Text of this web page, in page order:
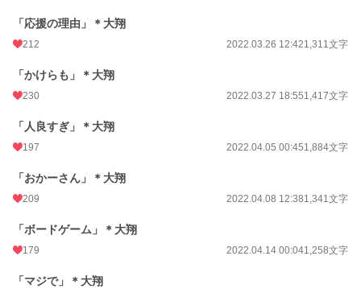
「応援の理由」＊大翔
212 2022.03.26 12:421,311文字
「かけらも」＊大翔
230 2022.03.27 18:551,417文字
「人良すぎ」＊大翔
197 2022.04.05 00:451,884文字
「おかーさん」＊大翔
209 2022.04.08 12:381,341文字
「ボードゲーム」＊大翔
179 2022.04.14 00:041,258文字
「マジで」＊大翔